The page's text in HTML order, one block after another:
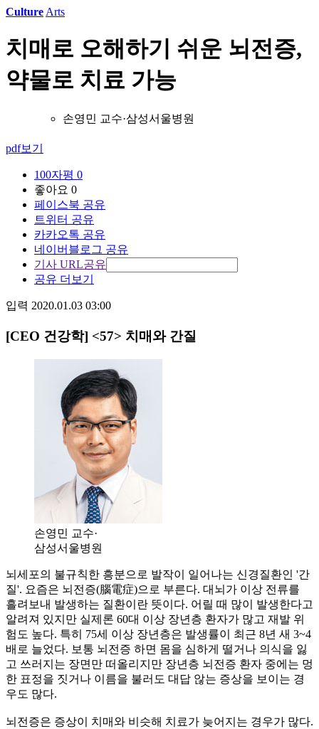
Culture Arts
치매로 오해하기 쉬운 뇌전증,
약물로 치료 가능
손영민 교수·삼성서울병원
pdf보기
100자평 0
좋아요 0
페이스북 공유
트위터 공유
카카오톡 공유
네이버블로그 공유
기사 URL공유
공유 더보기
입력 2020.01.03 03:00
[CEO 건강학] <57> 치매와 간질
손영민 교수·
삼성서울병원
뇌세포의 불규칙한 흥분으로 발작이 일어나는 신경질환인 '간
질'. 요즘은 뇌전증(腦電症)으로 부른다. 대뇌가 이상 전류를
흘려보내 발생하는 질환이란 뜻이다. 어릴 때 많이 발생한다고
알려져 있지만 실제론 60대 이상 장년층 환자가 많고 재발 위
험도 높다. 특히 75세 이상 장년층은 발생률이 최근 8년 새 3~4
배로 늘었다. 보통 뇌전증 하면 몸을 심하게 떨거나 의식을 잃
고 쓰러지는 장면만 떠올리지만 장년층 뇌전증 환자 중에는 멍
한 표정을 짓거나 이름을 불러도 대답 않는 증상을 보이는 경
우도 많다.
뇌전증은 증상이 치매와 비슷해 치료가 늦어지는 경우가 많다.